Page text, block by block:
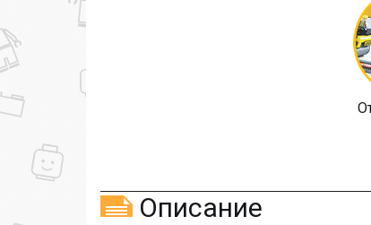
Описание